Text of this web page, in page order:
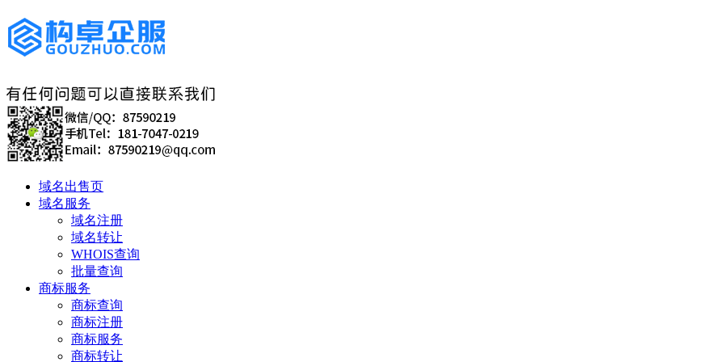
域名出售页
域名服务
域名注册
域名转让
WHOIS查询
批量查询
商标服务
商标查询
商标注册
商标服务
商标转让